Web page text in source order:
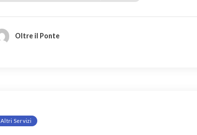
Oltre il Ponte
Altri Servizi